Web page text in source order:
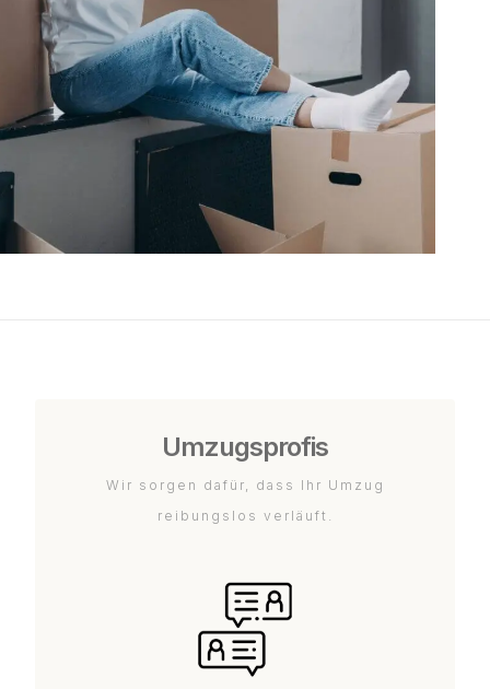
Umzugsprofis
Wir sorgen dafür, dass Ihr Umzug
reibungslos verläuft.